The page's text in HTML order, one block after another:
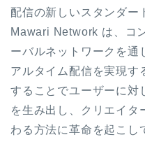
配信の新しいスタンダー
Mawari Network は、コ
ーバルネットワークを通
アルタイム配信を実現
することでユーザーに対
を生み出し、クリエイタ
わる方法に革命を起こし